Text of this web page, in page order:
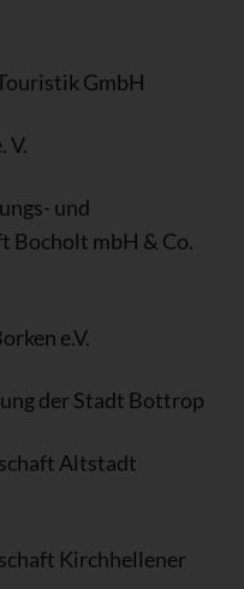
GmbH
V.
und
Bocholt mbH & Co.
e.V.
der Stadt Bottrop
Altstadt
Kirchhellener